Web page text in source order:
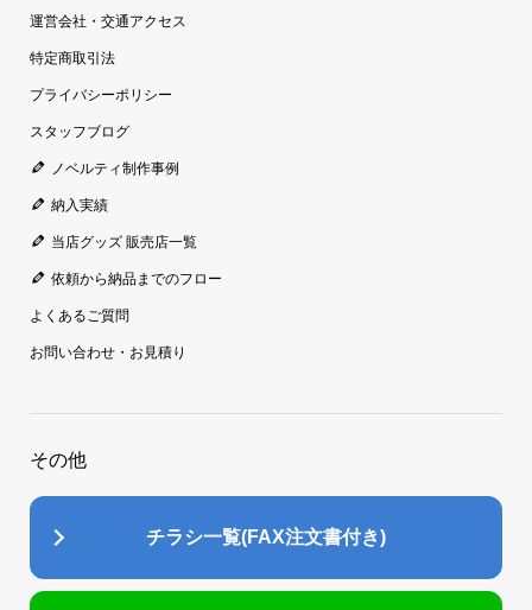
運営会社・交通アクセス
特定商取引法
プライバシーポリシー
スタッフブログ
ノベルティ制作事例
納入実績
当店グッズ 販売店一覧
依頼から納品までのフロー
よくあるご質問
お問い合わせ・お見積り
その他
チラシ一覧(FAX注文書付き)